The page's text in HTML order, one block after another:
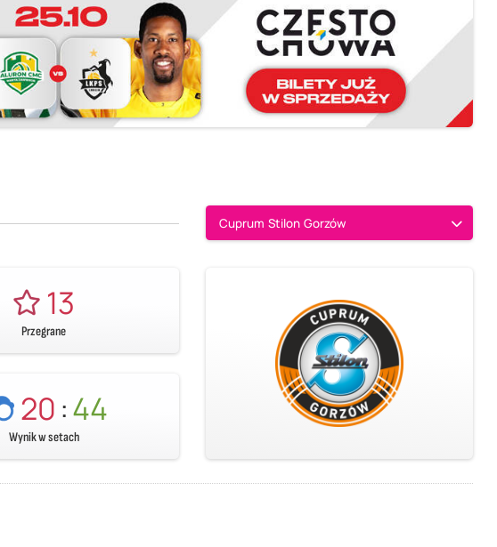
Cuprum Stilon Gorzów
13
Przegrane
20:44
Wynik w setach